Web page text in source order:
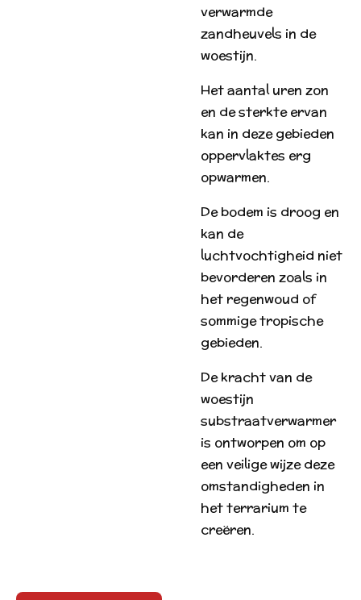
verwarmde
zandheuvels in de
woestijn.
Het aantal uren zon
en de sterkte ervan
kan in deze gebieden
oppervlaktes erg
opwarmen.
De bodem is droog en
kan de
luchtvochtigheid niet
bevorderen zoals in
het regenwoud of
sommige tropische
gebieden.
De kracht van de
woestijn
substraatverwarmer
is ontworpen om op
een veilige wijze deze
omstandigheden in
het terrarium te
creëren.